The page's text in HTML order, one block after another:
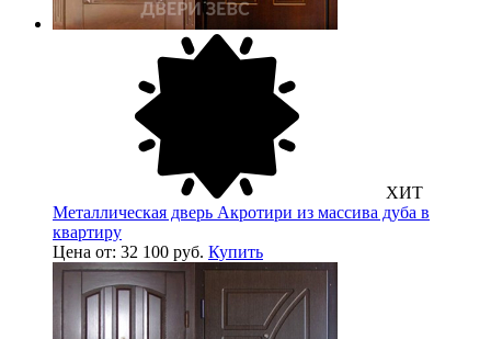
ХИТ
Металлическая дверь Акротири из массива дуба в
квартиру
Цена от: 32 100 руб. Купить